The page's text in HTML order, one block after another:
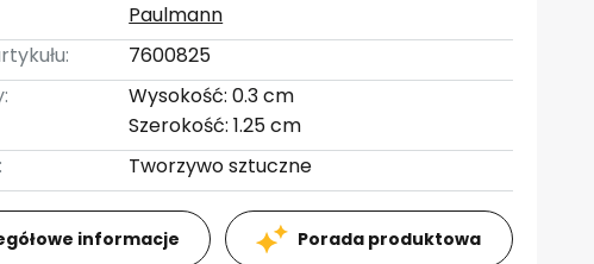
Paulmann
7600825
Wysokość: 0.3 cm
Szerokość: 1.25 cm
Tworzywo sztuczne
informacje Porada produktowa